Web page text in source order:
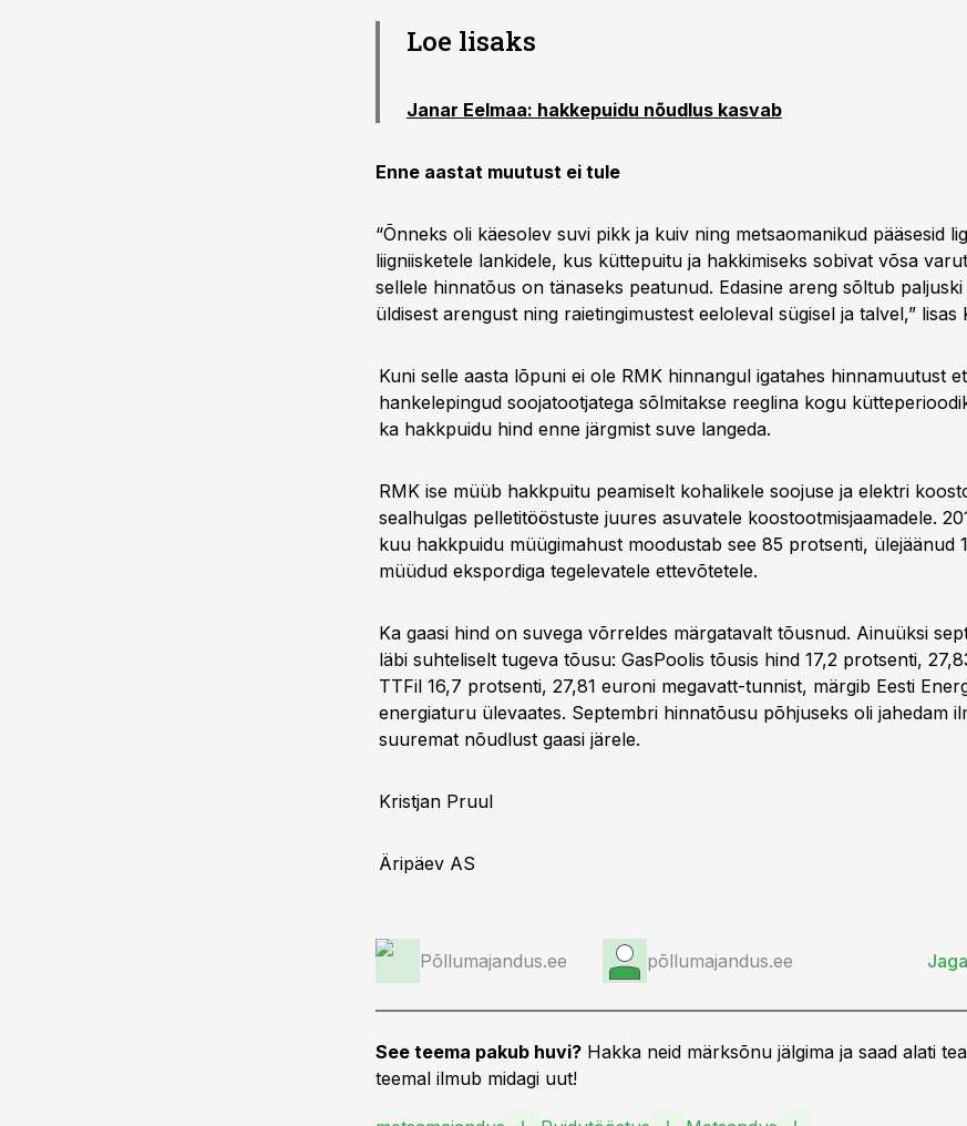
Loe lisaks
Janar Eelmaa: hakkepuidu nõudlus kasvab
Enne aastat muutust ei tule
“Õnneks oli käesolev suvi pikk ja kuiv ning metsaomanikud pääsesid
liigniisketele lankidele, kus küttepuitu ja hakkimiseks sobivat võsa
sellele hinnatõus on tänaseks peatunud. Edasine areng sõltub
üldisest arengust ning raietingimustest eeloleval sügisel ja talvel,” lisas
Kuni selle aasta lõpuni ei ole RMK hinnangul igatahes hinnamuutust
hankelepingud soojatootjatega sõlmitakse reeglina kogu
ka hakkpuidu hind enne järgmist suve langeda.
RMK ise müüb hakkpuitu peamiselt kohalikele soojuse ja elektri
sealhulgas pelletitööstuste juures asuvatele koostootmisjaamadele.
kuu hakkpuidu müügimahust moodustab see 85 protsenti, ülejäänud
müüdud ekspordiga tegelevatele ettevõtetele.
Ka gaasi hind on suvega võrreldes märgatavalt tõusnud. Ainuüksi
läbi suhteliselt tugeva tõusu: GasPoolis tõusis hind 17,2 protsenti,
TTFil 16,7 protsenti, 27,81 euroni megavatt-tunnist, märgib Eesti
energiaturu ülevaates. Septembri hinnatõusu põhjuseks oli jahedam
suuremat nõudlust gaasi järele.
Kristjan Pruul
Äripäev AS
Põllumajandus.ee põllumajandus.ee Jaga
See teema pakub huvi? Hakka neid märksõnu jälgima ja saad alati
teemal ilmub midagi uut!